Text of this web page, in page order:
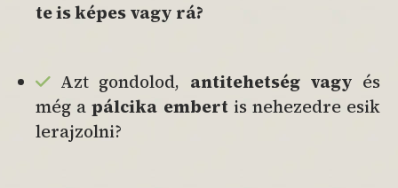
te is képes vagy rá?
Azt gondolod, antitehetség vagy és
még apálcika embertis nehezedre esik
lerajzolni?